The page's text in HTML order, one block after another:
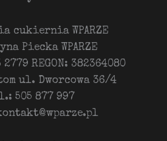
cukiernia WPARZE
Piecka WPARZE
REGON: 382364080
ul. Dworcowa 36/4
505 877 997